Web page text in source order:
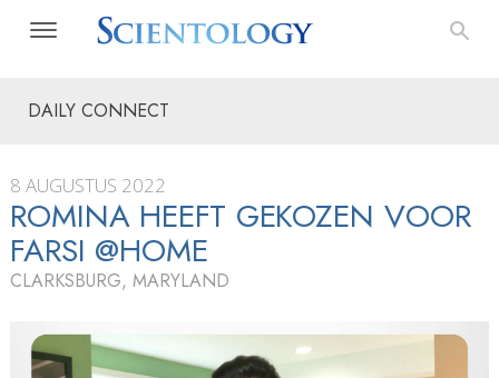
DAILY CONNECT
8 AUGUSTUS 2022
ROMINA HEEFT GEKOZEN VOOR
FARSI @HOME
CLARKSBURG, MARYLAND